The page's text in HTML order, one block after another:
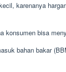
karenanya
konsumen bisa
bahan bakar